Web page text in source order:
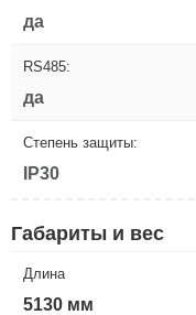
да
RS485:
да
Степень защиты:
IP30
Габариты и вес
Длина
5130 мм